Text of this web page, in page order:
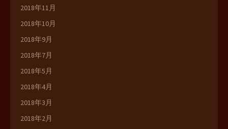
2018年11月
2018年10月
2018年9月
2018年7月
2018年5月
2018年4月
2018年3月
2018年2月